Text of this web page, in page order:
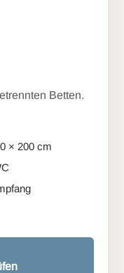
Betten.
× 200 cm